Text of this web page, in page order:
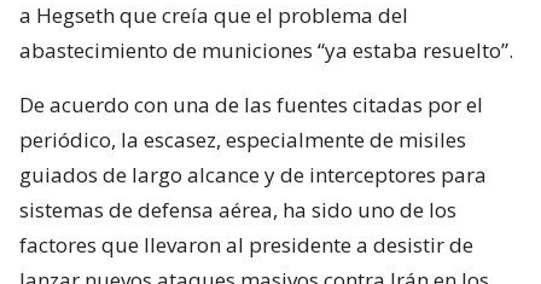
a Hegseth que creía que el problema del
abastecimiento de municiones “ya estaba resuelto”.
De acuerdo con una de las fuentes citadas por el
periódico, la escasez, especialmente de misiles
guiados de largo alcance y de interceptores para
sistemas de defensa aérea, ha sido uno de los
factores que llevaron al presidente a desistir de